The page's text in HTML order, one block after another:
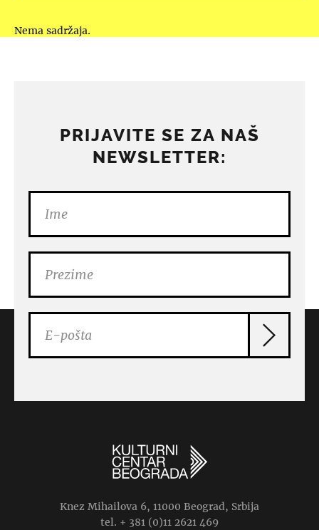
Nema sadržaja.
PRIJAVITE SE ZA NAŠ
NEWSLETTER:
Knez Mihailova 6, 11000 Beograd, Srbija
tel. + 381 (0)11 2621 469